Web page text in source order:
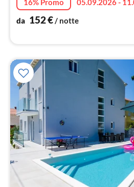
16% Promo
05.09.2026 -
da 152€/ notte